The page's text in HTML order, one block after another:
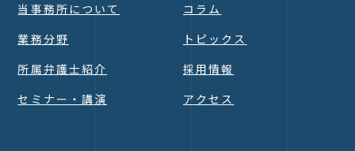
当事務所について
業務分野
所属弁護士紹介
セミナー・講演
コラム
トピックス
採用情報
アクセス